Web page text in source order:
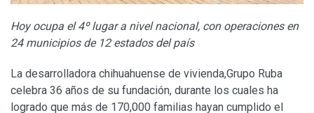
Hoy ocupa el 4º lugar a nivel nacional, con operaciones en
24 municipios de 12 estados del país
La desarrolladora chihuahuense de vivienda,Grupo Ruba
celebra 36 años de su fundación, durante los cuales ha
logrado que más de 170,000 familias hayan cumplido el